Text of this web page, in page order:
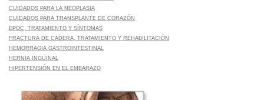
CUIDADOS PARA LA NEOPLASIA
CUIDADOS PARA TRANSPLANTE DE CORAZÓN
EPOC, TRATAMIENTO Y SÍNTOMAS
FRACTURA DE CADERA, TRATAMIENTO Y REHABILITACIÓN
HEMORRAGIA GASTROINTESTINAL
HERNIA INGUINAL
HIPERTENSIÓN EN EL EMBARAZO